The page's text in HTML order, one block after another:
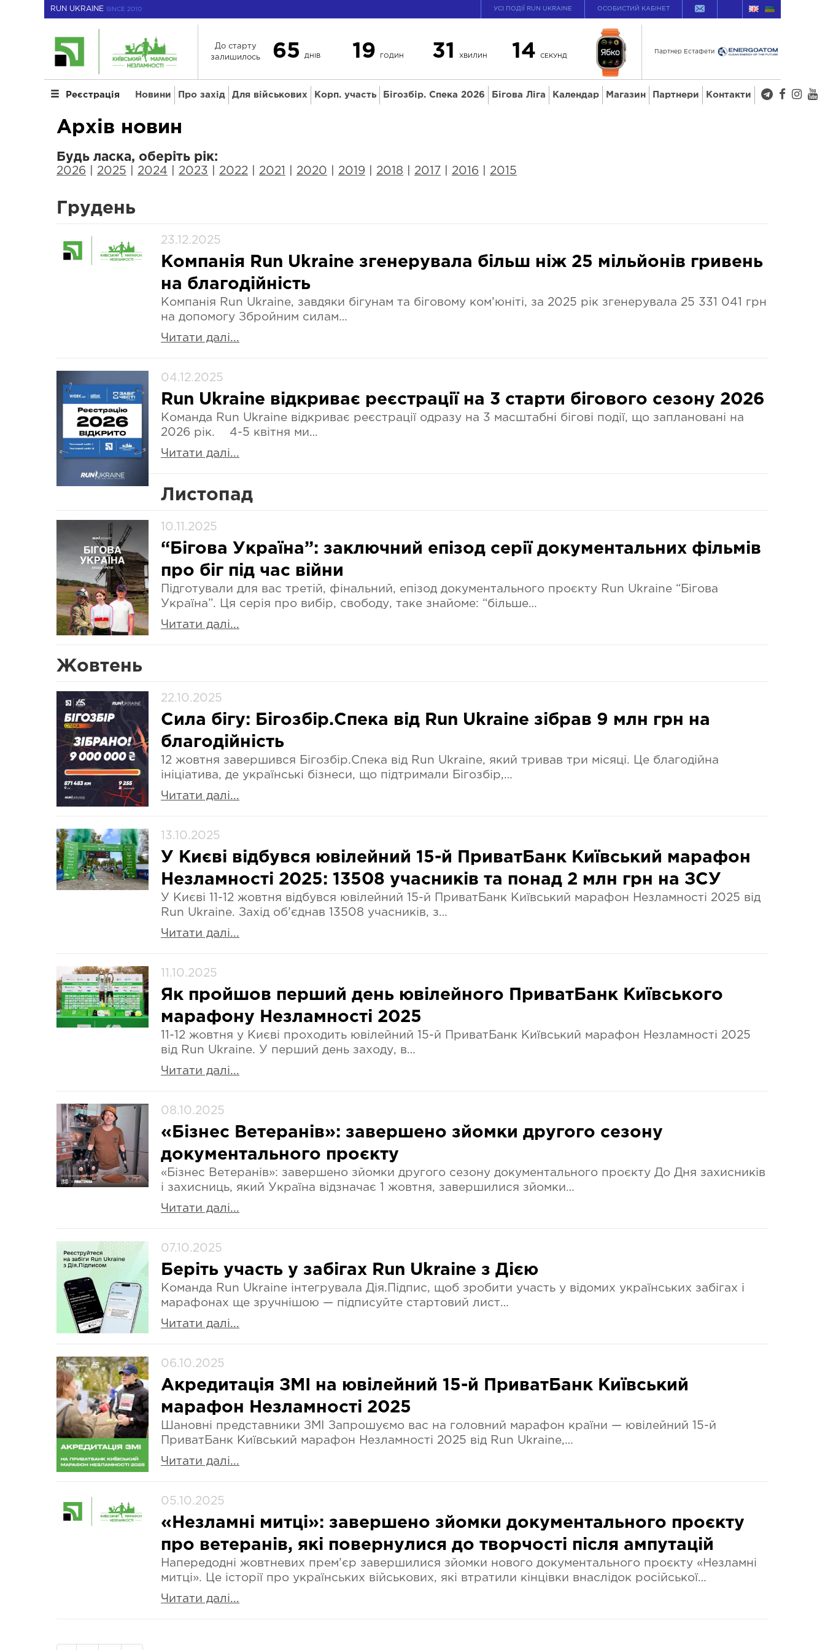
RUN UKRAINE SINCE 2010 УСІ ПОДІЇ RUN UKRAINE ОСОБИСТИЙ КАБІНЕТ
До старту
залишилось
65ДНІВ 19ГОДИН 31ХВИЛИН 13СЕКУНД
Партнер Естафети
Реєстрація Новини Про захід Для військових Корп. участь Бігозбір. Спека 2026 Бігова Ліга Календар Магазин Партнери Контакти
Архів новин
Будь ласка, оберіть рік:
2026 2025 2024 2023 2022 2021 2020 2019 2018 2017 2016 2015
Грудень
23.12.2025
Компанія Run Ukraine згенерувала більш ніж 25 мільйонів гривень
на благодійність
Компанія Run Ukraine, завдяки бігунам та біговому ком’юніті, за 2025 рік згенерувала 25 331 041 грн
на допомогу Збройним силам…
Читати далі...
04.12.2025
Run Ukraine відкриває реєстрації на 3 старти бігового сезону 2026
Команда Run Ukraine відкриває реєстрації одразу на 3 масштабні бігові події, що заплановані на
2026 рік. 4-5 квітня ми…
Читати далі...
Листопад
10.11.2025
“Бігова Україна”: заключний епізод серії документальних фільмів
про біг під час війни
Підготували для вас третій, фінальний, епізод документального проєкту Run Ukraine “Бігова
Україна”. Ця серія про вибір, свободу, таке знайоме: “більше…
Читати далі...
Жовтень
22.10.2025
Сила бігу: Бігозбір.Спека від Run Ukraine зібрав 9 млн грн на
благодійність
12 жовтня завершився Бігозбір.Спека від Run Ukraine, який тривав три місяці. Це благодійна
ініціатива, де українські бізнеси, що підтримали Бігозбір,…
Читати далі...
13.10.2025
У Києві відбувся ювілейний 15-й ПриватБанк Київський марафон
Незламності 2025: 13508 учасників та понад 2 млн грн на ЗСУ
У Києві 11-12 жовтня відбувся ювілейний 15-й ПриватБанк Київський марафон Незламності 2025 від
Run Ukraine. Захід об’єднав 13508 учасників, з…
Читати далі...
11.10.2025
Як пройшов перший день ювілейного ПриватБанк Київського
марафону Незламності 2025
11-12 жовтня у Києві проходить ювілейний 15-й ПриватБанк Київський марафон Незламності 2025
від Run Ukraine. У перший день заходу, в…
Читати далі...
08.10.2025
«Бізнес Ветеранів»: завершено зйомки другого сезону
документального проєкту
«Бізнес Ветеранів»: завершено зйомки другого сезону документального проєкту До Дня захисників
і захисниць, який Україна відзначає 1 жовтня, завершилися зйомки…
Читати далі...
07.10.2025
Беріть участь у забігах Run Ukraine з Дією
Команда Run Ukraine інтегрувала Дія.Підпис, щоб зробити участь у відомих українських забігах і
марафонах ще зручнішою — підписуйте стартовий лист…
Читати далі...
06.10.2025
Акредитація ЗМІ на ювілейний 15-й ПриватБанк Київський
марафон Незламності 2025
Шановні представники ЗМІ Запрошуємо вас на головний марафон країни — ювілейний 15-й
ПриватБанк Київський марафон Незламності 2025 від Run Ukraine,…
Читати далі...
05.10.2025
«Незламні митці»: завершено зйомки документального проєкту
про ветеранів, які повернулися до творчості після ампутацій
Напередодні жовтневих прем’єр завершилися зйомки нового документального проєкту «Незламні
митці». Це історії про українських військових, які втратили кінцівки внаслідок російської…
Читати далі...